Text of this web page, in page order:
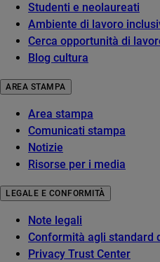
Studenti e neolaureati
Ambiente di lavoro
Cerca opportunità di
Blog cultura
AREA STAMPA
Area stampa
Comunicati stampa
Notizie
Risorse per i media
LEGALE E CONFORMITÀ
Note legali
Conformità agli standard
Privacy Trust Center